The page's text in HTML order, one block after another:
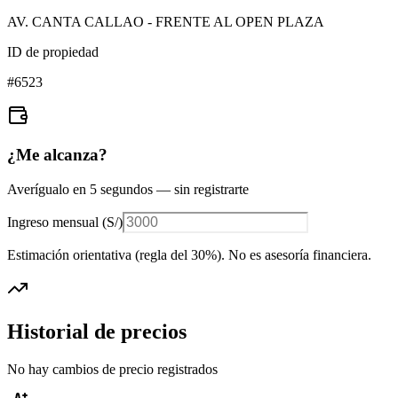
AV. CANTA CALLAO - FRENTE AL OPEN PLAZA
ID de propiedad
#6523
¿Me alcanza?
Averígualo en 5 segundos — sin registrarte
Ingreso mensual (S/)
Estimación orientativa (regla del 30%). No es asesoría financiera.
Historial de precios
No hay cambios de precio registrados